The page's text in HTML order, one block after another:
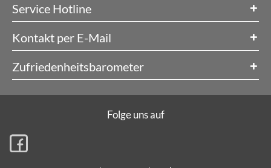
Service Hotline
Kontakt per E-Mail
Zufriedenheitsbarometer
Folge uns auf